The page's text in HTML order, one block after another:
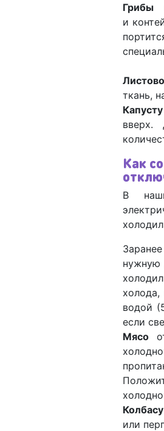
Грибы
и
ткань,
Капусту
вверх.
Как
В
нужную
водой
если
Мясо
Колбасу
или